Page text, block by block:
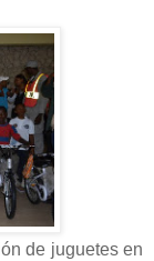
de juguetes en